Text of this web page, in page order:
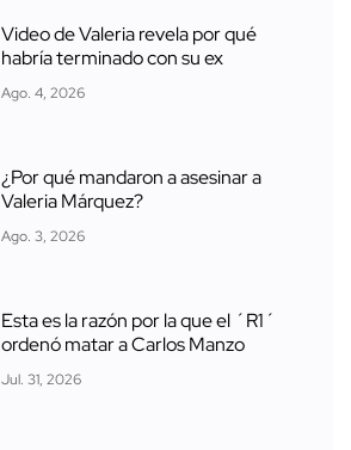
Video de Valeria revela por qué
habría terminado con su ex
Ago. 4, 2026
¿Por qué mandaron a asesinar a
Valeria Márquez?
Ago. 3, 2026
Esta es la razón por la que el ´R1´
ordenó matar a Carlos Manzo
Jul. 31, 2026